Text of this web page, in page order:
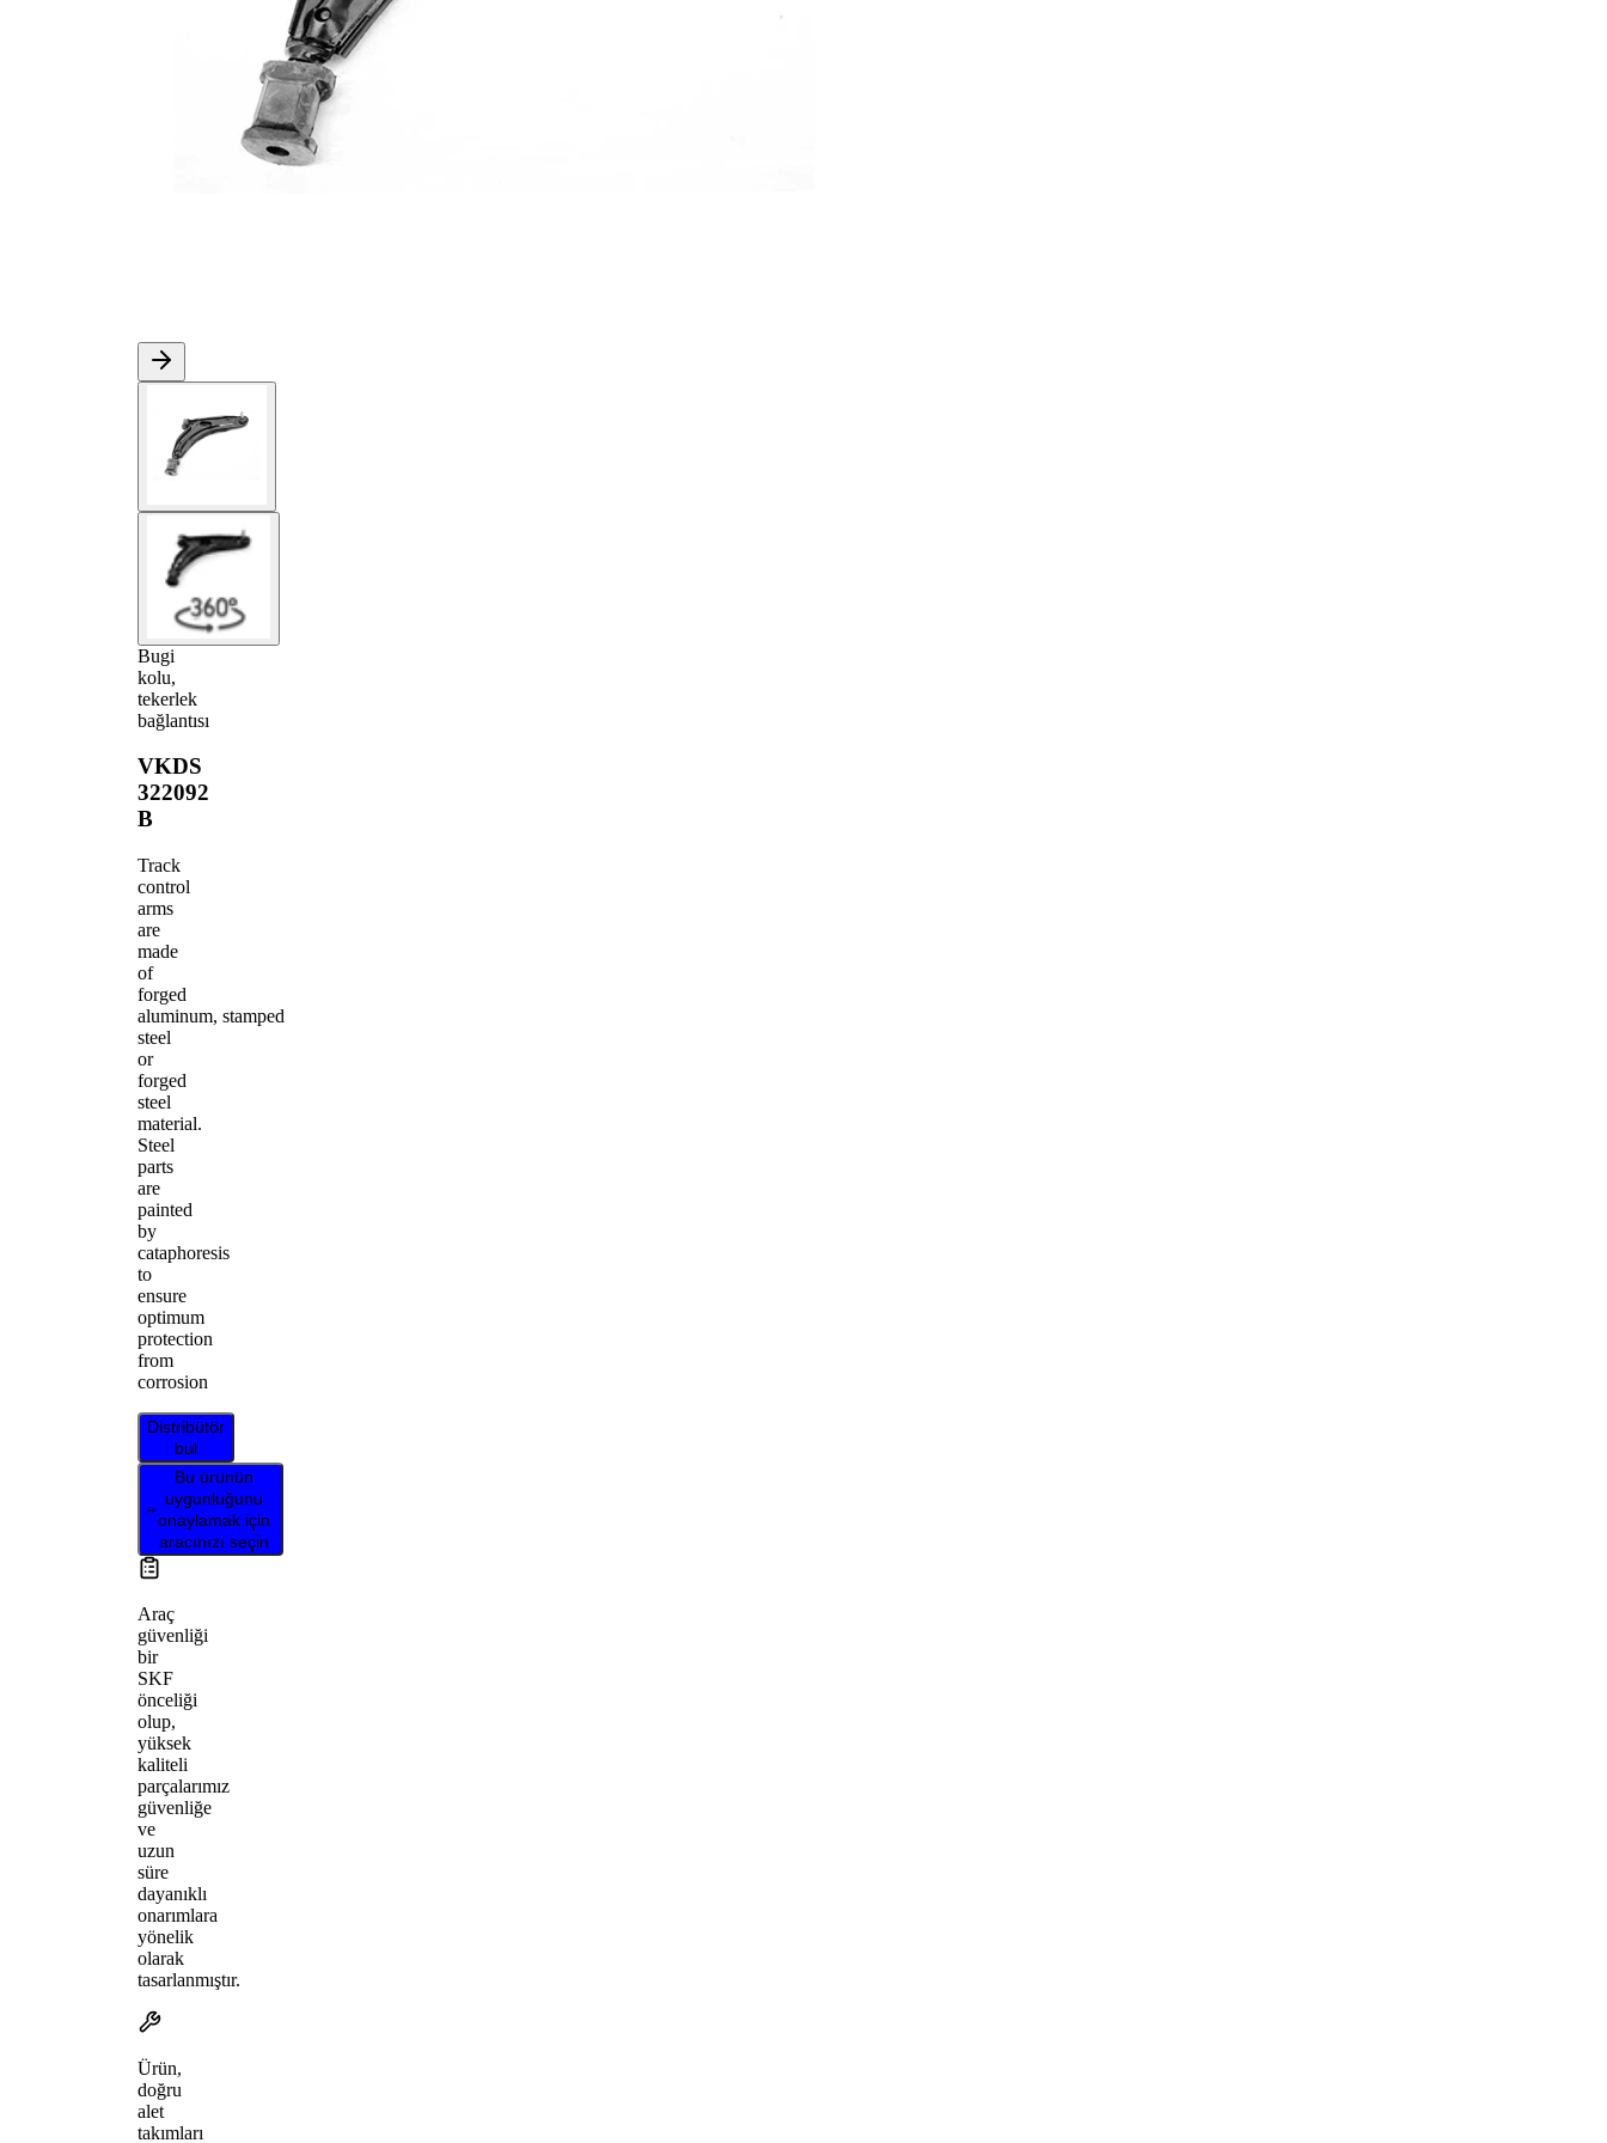
Bugi
kolu,
tekerlek
bağlantısı
VKDS
322092
B
Track
control
arms
are
made
of
forged
aluminum, stamped
steel
or
forged
steel
material.
Steel
parts
are
painted
by
cataphoresis
to
ensure
optimum
protection
from
corrosion
Distribütör
bul
Bu ürünün
uygunluğunu
onaylamak için
aracınızı seçin
Araç
güvenliği
bir
SKF
önceliği
olup,
yüksek
kaliteli
parçalarımız
güvenliğe
ve
uzun
süre
dayanıklı
onarımlara
yönelik
olarak
tasarlanmıştır.
Ürün,
doğru
alet
takımları